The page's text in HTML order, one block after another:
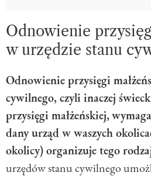
Odnowienie
w urzędzie stanu
Odnowienie przysięgi
cywilnego, czyli inaczej
przysięgi małżeńskiej,
dany urząd w waszych
okolicy) organizuje tego
urzędów stanu cywilnego